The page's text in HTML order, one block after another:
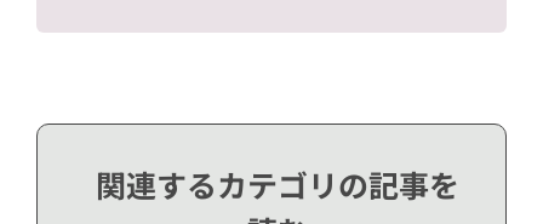
関連するカテゴリの記事を